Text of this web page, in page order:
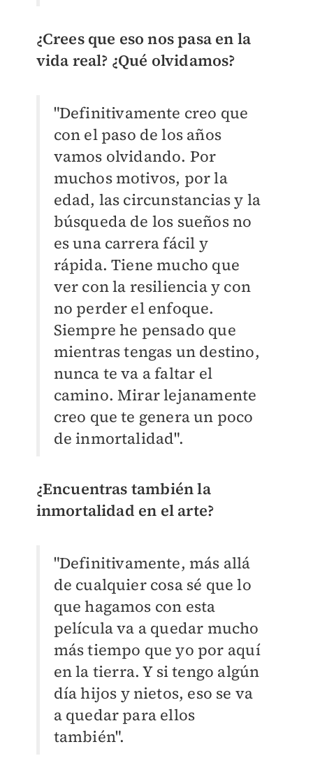
¿Crees que eso nos pasa en la
vida real? ¿Qué olvidamos?
"Definitivamente creo que
con el paso de los años
vamos olvidando. Por
muchos motivos, por la
edad, las circunstancias y la
búsqueda de los sueños no
es una carrera fácil y
rápida. Tiene mucho que
ver con la resiliencia y con
no perder el enfoque.
Siempre he pensado que
mientras tengas un destino,
nunca te va a faltar el
camino. Mirar lejanamente
creo que te genera un poco
de inmortalidad".
¿Encuentras también la
inmortalidad en el arte?
"Definitivamente, más allá
de cualquier cosa sé que lo
que hagamos con esta
película va a quedar mucho
más tiempo que yo por aquí
en la tierra. Y si tengo algún
día hijos y nietos, eso se va
a quedar para ellos
también".